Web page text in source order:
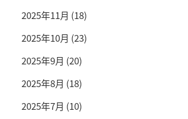
2025年11月 (18)
2025年10月 (23)
2025年9月 (20)
2025年8月 (18)
2025年7月 (10)